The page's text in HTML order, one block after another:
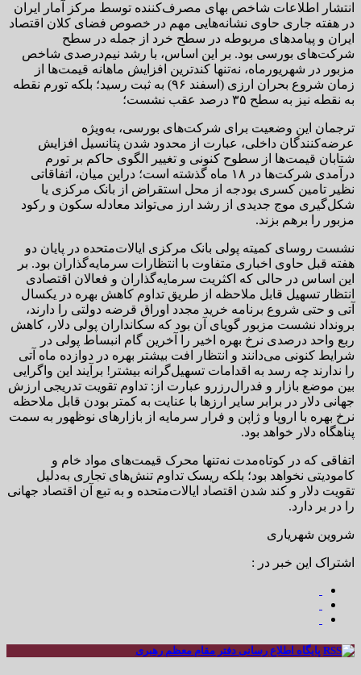
انتشار اطلاعات شاخص بهای مصرف‌کننده توسط مرکز آمار ایران
در هفته جاری حاوی نشانه‌هایی مهم در خصوص فضای کلان اقتصاد
ایران و پیامدهای مربوطه در سطح خرد از جمله در سطح
شرکت‌های بورسی بود. بر این اساس، با رشد نیم‌درصدی شاخص
مزبور در شهریورماه، نه‌تنها کندترین افزایش ماهانه قیمت‌ها از
زمان شروع بحران ارزی (اسفند ۹۶) به ثبت رسید؛ بلکه تورم نقطه
به نقطه نیز به سطح ۳۵ درصد عقب نشست؛
ترجمان این وضعیت برای شرکت‌های بورسی، به‌ویژه
عرضه‌کنندگان داخلی، عبارت از محدود شدن پتانسیل افزایش
شتابان قیمت‌ها از سطوح کنونی و تغییر الگوی حاکم بر تورم
درآمدی شرکت‌ها در ۱۸ ماه گذشته است؛ دراین میان، اتفاقاتی
نظیر تامین کسری بودجه از محل استقراض از بانک مرکزی یا
شکل‌گیری موج جدیدی از رشد ارز می‌تواند معادله سکون و رکود
مزبور را برهم بزند.
نشست روسای کمیته پولی بانک مرکزی ایالات‌متحده در پایان دو
هفته قبل حاوی اخباری متفاوت با انتظارات سرمایه‌گذاران بود. بر
این اساس در حالی که اکثریت سرمایه‌گذاران و فعالان اقتصادی
انتظار تسهیل قابل ملاحظه از طریق تداوم کاهش بهره در یکسال
آتی و حتی شروع برنامه خرید مجدد اوراق قرضه دولتی را دارند،
برونداد نشست مزبور گویای آن بود که سکانداران پولی دلار، کاهش
ربع واحد درصدی نرخ بهره اخیر را آخرین گام انبساط پولی در
شرایط کنونی می‌دانند و انتظار افت بیشتر بهره در دوازده ماه آتی
را ندارند چه رسد به اقدامات تسهیل‌گرانه بیشتر! برآیند این واگرایی
بین موضع بازار و فدرال‌رزرو عبارت از: تداوم تقویت تدریجی ارزش
جهانی دلار در برابر سایر ارزها با عنایت به کمتر بودن قابل ملاحظه
نرخ بهره با اروپا و ژاپن و فرار سرمایه از بازارهای نوظهور به سمت
پناهگاه دلار خواهد بود.
اتفاقی که در کوتاه‌مدت نه‌تنها محرک قیمت‌های مواد خام و
کامودیتی نخواهد بود؛ بلکه ریسک تداوم تنش‌های تجاری به‌دلیل
تقویت دلار و کند شدن اقتصاد ایالات‌متحده و به تبع آن اقتصاد جهانی
را در بر دارد.
شروین شهریاری
اشتراک این خبر در :
پایگاه اطلاع رسانی دفتر مقام معظم رهبری